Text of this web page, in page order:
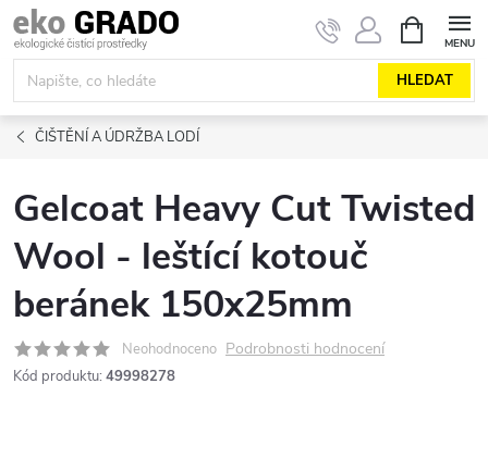
Přejít
na
obsah
HLEDAT
NÁKUPNÍ
KOŠÍK
ČIŠTĚNÍ A ÚDRŽBA LODÍ
Gelcoat Heavy Cut Twisted
Wool - leštící kotouč
beránek 150x25mm
Neohodnoceno Podrobnosti hodnocení
Kód produktu: 49998278